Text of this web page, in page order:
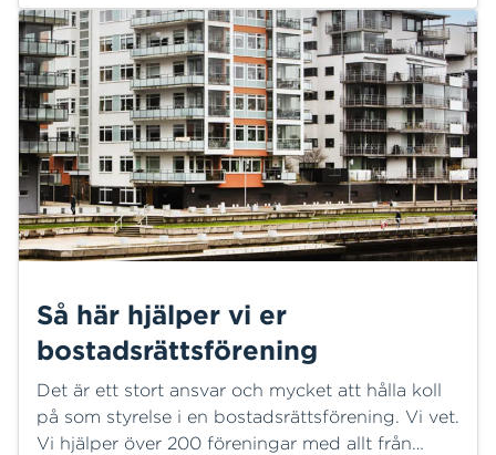
Så här hjälper vi er
bostadsrättsförening
Det är ett stort ansvar och mycket att hålla koll
på som styrelse i en bostadsrättsförening. Vi vet.
Vi hjälper över 200 föreningar med allt från